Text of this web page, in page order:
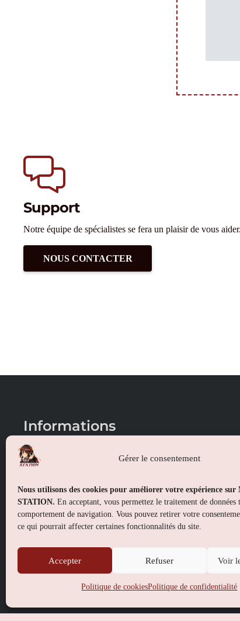
Gérer le consentement
Nous utilisons des cookies pour améliorer votre expérience sur
STATION. En acceptant, vous permettez le traitement de données
comportement de navigation. Vous pouvez retirer votre
ce qui pourrait affecter certaines fonctionnalités du site.
Accepter Refuser Voir
Politique de cookiesPolitique de confidentialité
Support
Notre équipe de spécialistes se fera un plaisir de vous aider.
NOUS CONTACTER
Informations
Conditions générales de vente
Politique de confidentialité
Politique de cookies (UE)